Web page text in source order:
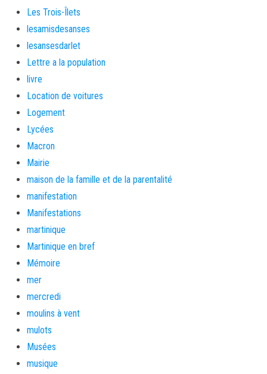
Les Trois-Îlets
lesamisdesanses
lesansesdarlet
Lettre a la population
livre
Location de voitures
Logement
Lycées
Macron
Mairie
maison de la famille et de la parentalité
manifestation
Manifestations
martinique
Martinique en bref
Mémoire
mer
mercredi
moulins à vent
mulots
Musées
musique